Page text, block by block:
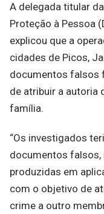
A delegada titular
Proteção à Pessoa
explicou que a
cidades de Picos,
documentos falsos
de atribuir a autoria
família.
“Os investigados
documentos falsos,
produzidas em
com o objetivo de
crime a outro